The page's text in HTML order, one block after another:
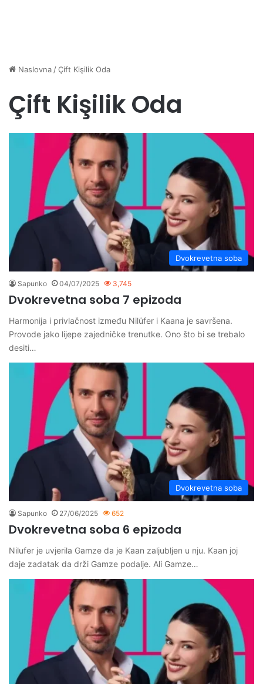
Naslovna /Çift Kişilik Oda
Çift Kişilik Oda
Dvokrevetna soba
Sapunko 04/07/2025 3,745
Dvokrevetna soba 7 epizoda
Harmonija i privlačnost između Nilüfer i Kaana je savršena.
Provode jako lijepe zajedničke trenutke. Ono što bi se trebalo
desiti…
Dvokrevetna soba
Sapunko 27/06/2025 652
Dvokrevetna soba 6 epizoda
Nilufer je uvjerila Gamze da je Kaan zaljubljen u nju. Kaan joj
daje zadatak da drži Gamze podalje. Ali Gamze…